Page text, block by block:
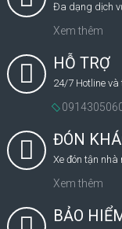
Đa dạng dịch
Xem thêm
HỖ TRỢ
24/7 Hotline và
ĐÓN
Xe đón tận nhà
Xem thêm
BẢO